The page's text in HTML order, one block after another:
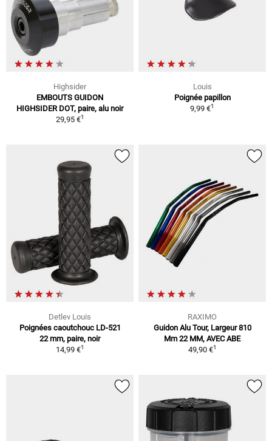
Highsider
EMBOUTS GUIDON
HIGHSIDER DOT, paire, alu noir
29,95 €1
Louis
Poignée papillon
9,99 €1
Detlev Louis
Poignées caoutchouc LD-521
22 mm, paire, noir
14,99 €1
RAXIMO
Guidon Alu Tour, Largeur 810
Mm 22 MM, AVEC ABE
49,90 €1